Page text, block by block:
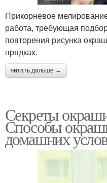
Прикорневое
работа, требующая
повторения рисунка
прядках.
читать дальше →
Секреты
Способы
домашних